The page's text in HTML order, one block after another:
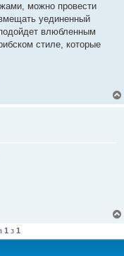
можно провести
уединенный
влюбленным
стиле, которые
1 з 1